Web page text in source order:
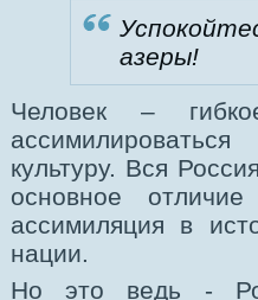
азеры!
Человек –
культуру. Вся
основное
ассимиляция в
нации.
Но это ведь -